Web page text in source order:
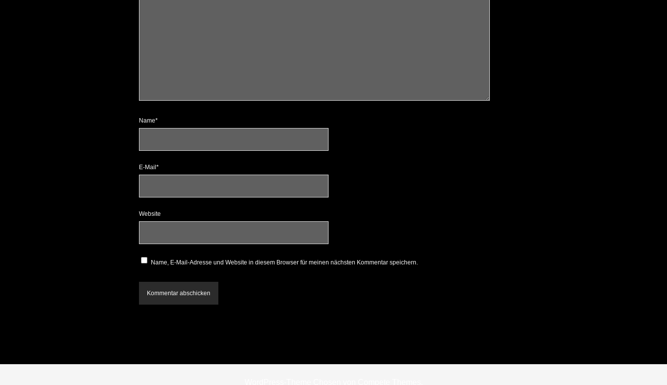
Name*
E-Mail*
Website
Name, E-Mail-Adresse und Website in diesem Browser für meinen nächsten Kommentar speichern.